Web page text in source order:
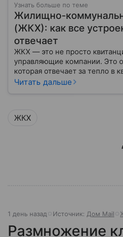
Узнать больше по теме
Жилищно-
(ЖКХ): как все
отвечает
ЖКХ — это не просто
управляющие компании. Это
которая отвечает за тепло в
кране, освещение улиц и
Читать дальше
ЖКХ
1 день назад Источник: Дом Mail
Размножение